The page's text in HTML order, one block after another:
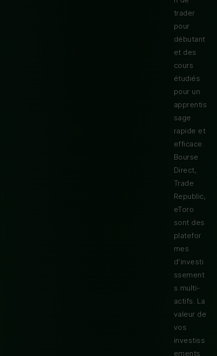
trader
pour
débutant
et des
cours
étudiés
pour un
apprentis
sage
rapide et
efficace.
Bourse
Direct,
Trade
Republic,
eToro
sont des
platefor
mes
d’investi
ssement
s multi-
actifs. La
valeur de
vos
investiss
ements